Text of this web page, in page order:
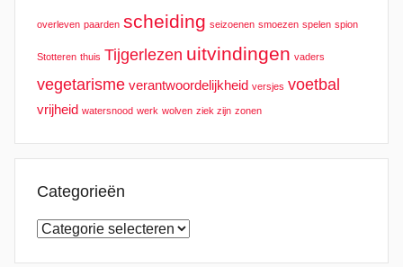
overleven paarden scheiding seizoenen smoezen spelen spion
Stotteren thuis Tijgerlezen uitvindingen vaders
vegetarisme verantwoordelijkheid versjes voetbal
vrijheid watersnood werk wolven ziek zijn zonen
Categorieën
Categorieën